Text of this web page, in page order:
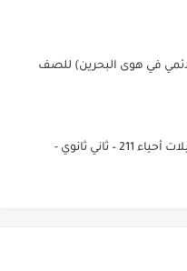
في هوى البحرين) للصف
مصطلحات وتعليلات أحياء 211 – ثاني ثانوي -